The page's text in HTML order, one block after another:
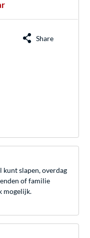
Share
slapen, overdag
of familie
mogelijk.